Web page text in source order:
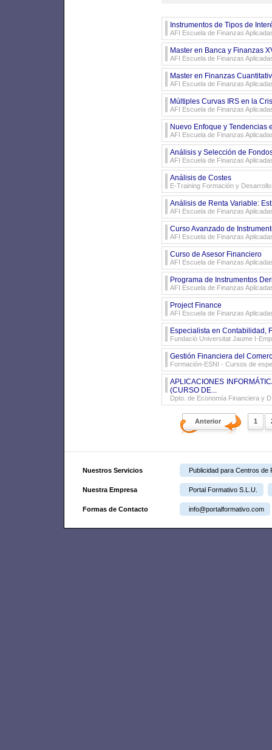
Instrumentos de Tipos de
AFI Escuela de Finanzas
Master en Banca y Finanzas
AFI Escuela de Finanzas
Master en Finanzas
AFI Escuela de Finanzas
Múltiples Curvas IRS en la
AFI Escuela de Finanzas
Nuevo Enfoque y Tendencias
AFI Escuela de Finanzas
Análisis y Selección de
AFI Escuela de Finanzas
Análisis de Costes
E-Training Formación y
Análisis de Renta Variable:
AFI Escuela de Finanzas
Curso Avanzado de
AFI Escuela de Finanzas
Curso de Asesor Financiero
AFI Escuela de Finanzas
Programa de Instrumentos
AFI Escuela de Finanzas
Project Finance
AFI Escuela de Finanzas
Especialista en Contabilidad,
Fundació Universitat Jaume I-
Gestión Financiera del
Formación-ESNI - Cursos de
APLICACIONES
(CURSO DE...
Dpto. de Economía Financiera y
Anterior 1
Nuestros Servicios Publicidad para Centros de
Nuestra Empresa Portal Formativo S.L.U.
Formas de Contacto info@portalformativo.com